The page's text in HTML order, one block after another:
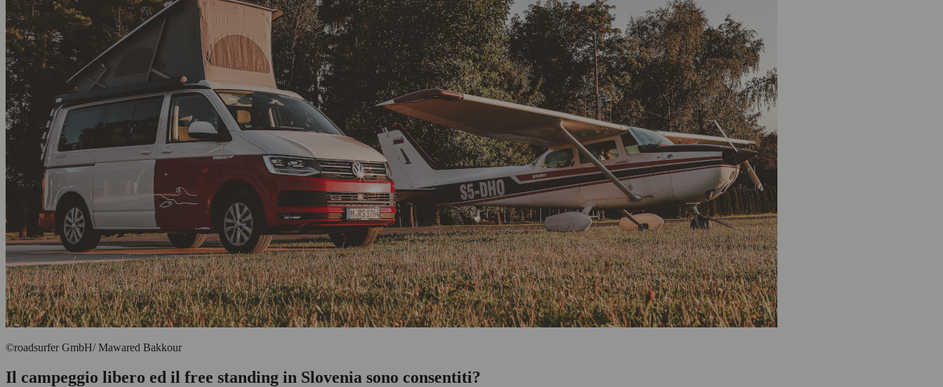
©roadsurfer GmbH/ Mawared Bakkour
Il campeggio libero ed il free standing in Slovenia sono consentiti?